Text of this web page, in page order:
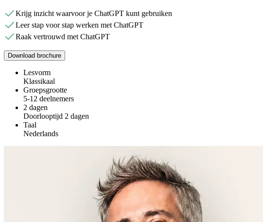
Krijg inzicht waarvoor je ChatGPT kunt gebruiken
Leer stap voor stap werken met ChatGPT
Raak vertrouwd met ChatGPT
Download brochure
Lesvorm
Klassikaal
Groepsgrootte
5-12 deelnemers
2 dagen
Doorlooptijd 2 dagen
Taal
Nederlands